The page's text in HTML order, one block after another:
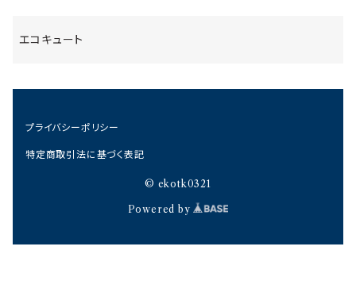
エコキュート
プライバシーポリシー
特定商取引法に基づく表記
© ekotk0321
Powered by